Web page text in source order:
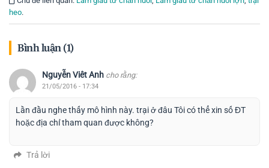
heo.
Bình luận (1)
Nguyễn Viêt Anh cho rằng:
21/05/2016 - 17:34
Lần đầu nghe thấy mô hình này. trại ở đâu Tôi có thể xin số ĐT
hoặc địa chỉ tham quan được không?
Trả lời